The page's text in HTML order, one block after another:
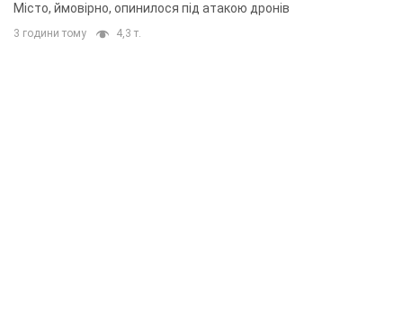
Місто, ймовірно, опинилося під атакою дронів
3 години тому 4,3 т.